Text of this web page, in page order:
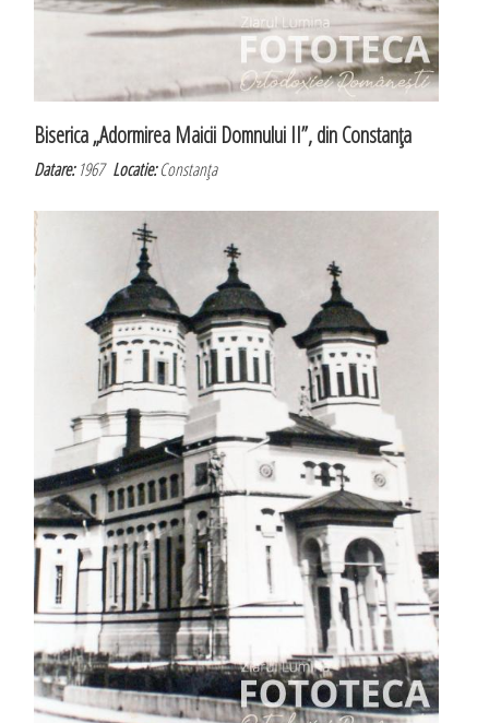
Biserica „Adormirea Maicii Domnului II”, din Constanţa
Datare:1967Locatie:Constanţa